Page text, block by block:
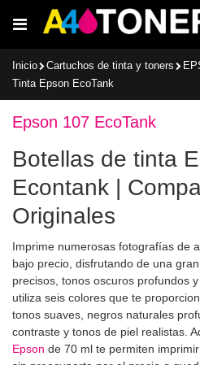
al
Inicio Cartuchos de tinta y toners
Tinta Epson EcoTank
Epson 107 EcoTank
Botellas de tinta
Econtank |
Originales
Imprime numerosas fotografías de
bajo precio, disfrutando de una
precisos, tonos oscuros profundos
utiliza seis colores que te
tonos suaves, negros naturales
contraste y tonos de piel realistas.
Epson de 70 ml te permiten